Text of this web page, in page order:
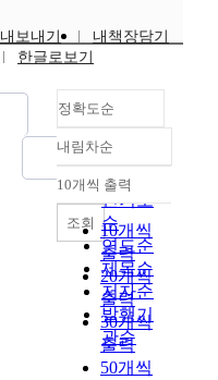
e
y
내보내기
내책장담기
한글로보기
정확도순
정확도
순
인기도
순
연도순
제목순
저자순
발행기
관순
내림차순
내림차순
10개씩 출력
10개씩
출력
20개씩
출력
30개씩
출력
50개씩
조회